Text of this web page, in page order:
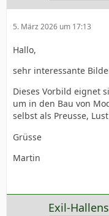
5. März 2026 um 17:13
Hallo,
sehr interessante
Dieses Vorbild eignet
um in den Bau von
selbst als Preusse,
Grüsse
Martin
Exil-